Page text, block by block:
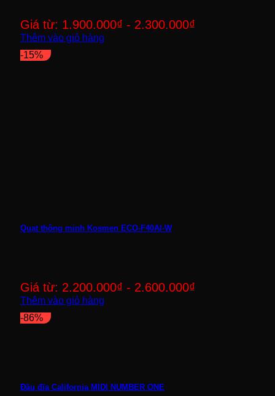
Giá từ: 1.900.000₫ - 2.300.000₫
Thêm vào giỏ hàng
-15%
Quạt thông minh Kosmen ECO-F40AI-W
Giá từ: 2.200.000₫ - 2.600.000₫
Thêm vào giỏ hàng
-86%
Đầu đĩa California MIDI NUMBER ONE